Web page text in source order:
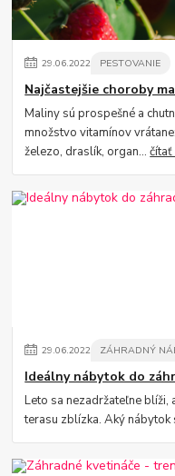
29.06.2022 PESTOVANIE
Najčastejšie choroby
Maliny sú prospešné a
množstvo vitamínov
železo, draslík, organ...čítať
29.06.2022 ZÁHRADNÝ
Ideálny nábytok do
Leto sa nezadržateľne blíži,
terasu zblízka. Aký nábytok